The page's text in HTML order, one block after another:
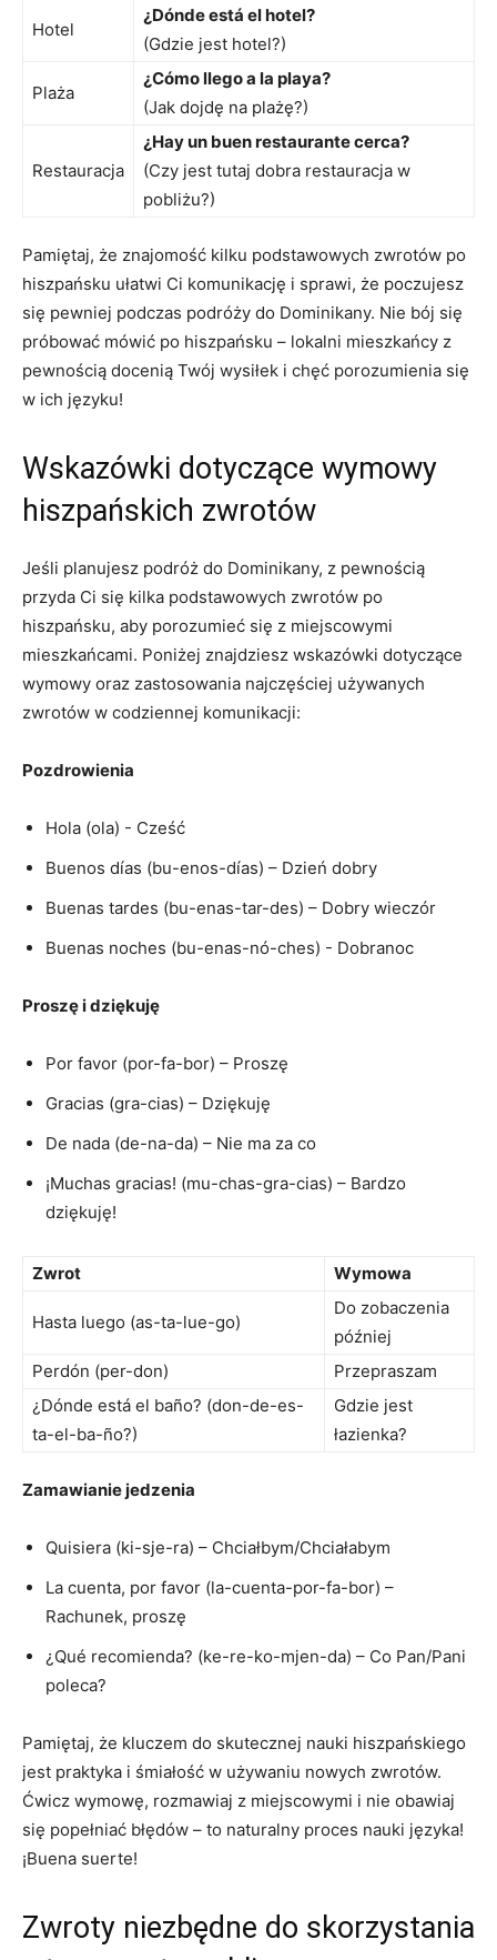
Hotel
¿Dónde está el hotel?
(Gdzie jest hotel?)
Plaża
¿Cómo llego a la playa?
(Jak dojdę na plażę?)
Restauracja
¿Hay un buen restaurante​ cerca?
(Czy jest tutaj dobra restauracja‍ w
pobliżu?)
Pamiętaj, że znajomość kilku podstawowych zwrotów po
hiszpańsku ułatwi Ci komunikację i sprawi, że poczujesz
się⁢ pewniej podczas podróży do Dominikany. Nie bój się⁤
próbować mówić po hiszpańsku – lokalni mieszkańcy z
pewnością docenią Twój wysiłek ⁣i chęć‌ porozumienia się
w ich​ języku!
Wskazówki dotyczące wymowy
hiszpańskich zwrotów
Jeśli planujesz podróż do Dominikany, z pewnością
przyda Ci się kilka podstawowych zwrotów po
hiszpańsku, aby ​porozumieć się z miejscowymi
⁢mieszkańcami. Poniżej znajdziesz wskazówki dotyczące
wymowy oraz zastosowania najczęściej używanych
zwrotów w codziennej komunikacji:
Pozdrowienia
Hola (ola) ​- Cześć
Buenos días (bu-enos-días) – Dzień dobry
Buenas tardes (bu-enas-tar-des) – Dobry​ wieczór
Buenas noches (bu-enas-nó-ches) -‌ Dobranoc
Proszę i dziękuję
Por favor (por-fa-bor) – Proszę
Gracias (gra-cias)‌ – Dziękuję
De nada (de-na-da) – Nie ma za co
¡Muchas gracias! (mu-chas-gra-cias) – Bardzo
dziękuję!
Zwrot Wymowa
Hasta luego (as-ta-lue-go)
Do zobaczenia
później
Perdón⁢ (per-don)
Przepraszam
¿Dónde está el baño? (don-de-es-
ta-el-ba-ño?)
Gdzie jest
łazienka?
Zamawianie jedzenia
Quisiera (ki-sje-ra) – Chciałbym/Chciałabym
La⁣ cuenta,‌ por favor (la-cuenta-por-fa-bor) –
Rachunek, proszę
¿Qué recomienda? (ke-re-ko-mjen-da) – Co Pan/Pani
poleca?
Pamiętaj, że kluczem do skutecznej nauki hiszpańskiego
jest praktyka i śmiałość w używaniu nowych zwrotów.
⁣Ćwicz wymowę, rozmawiaj z miejscowymi i nie obawiaj
się popełniać błędów – to naturalny proces nauki języka!
¡Buena suerte!
Zwroty niezbędne do skorzystania